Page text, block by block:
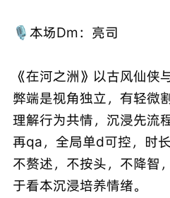
🎙️本场Dm：亮司
《在河之洲》以古风仙侠
弊端是视角独立，有轻微
理解行为共情，沉浸先流
再qa，全局单d可控，时
不赘述，不按头，不降智
于看本沉浸培养情绪。